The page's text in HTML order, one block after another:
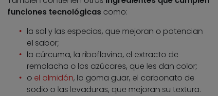
funciones tecnológicas como:
la sal y las especias, que mejoran o potencian
el sabor;
la cúrcuma, la riboflavina, el extracto de
remolacha o los azúcares, que les dan color;
o el almidón, la goma guar, el carbonato de
sodio o las levaduras, que mejoran su textura.